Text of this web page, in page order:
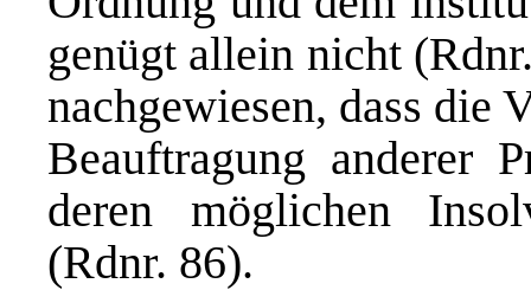
genügt allein nicht
nachgewiesen, dass die
Beauftragung anderer
deren möglichen
(Rdnr. 86).